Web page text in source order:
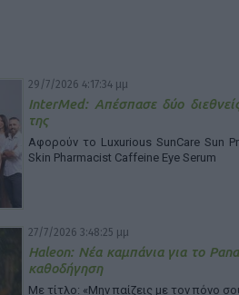
29/7/2026 4:17:34 μμ
InterMed: Απέσπασε δύο
της
Αφορούν το Luxurious SunCare Sun
Skin Pharmacist Caffeine Eye Serum
27/7/2026 3:48:25 μμ
Haleon: Νέα καμπάνια για το
καθοδήγηση
Με τίτλο: «Μην παίζεις με τον πόνο